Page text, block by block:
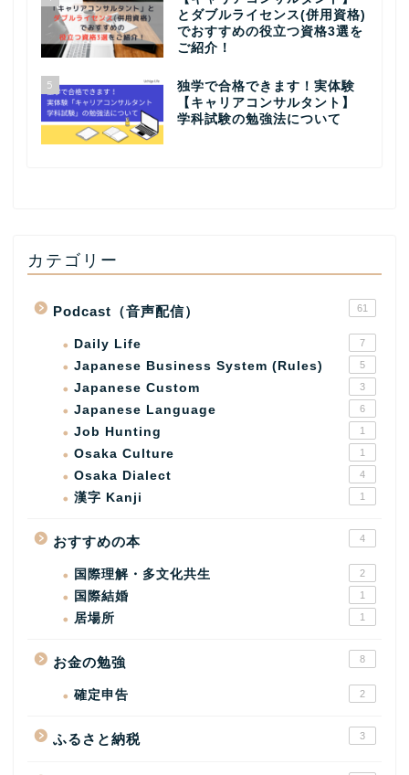
とダブルライセンス(併用資格)
でおすすめの役立つ資格3選を
ご紹介！
5
独学で合格できます！実体験
【キャリアコンサルタント】
学科試験の勉強法について
カテゴリー
Podcast（音声配信） 61
Daily Life 7
Japanese Business System (Rules) 5
Japanese Custom 3
Japanese Language 6
Job Hunting 1
Osaka Culture 1
Osaka Dialect 4
漢字 Kanji 1
おすすめの本 4
国際理解・多文化共生 2
国際結婚 1
居場所 1
お金の勉強 8
確定申告 2
ふるさと納税 3